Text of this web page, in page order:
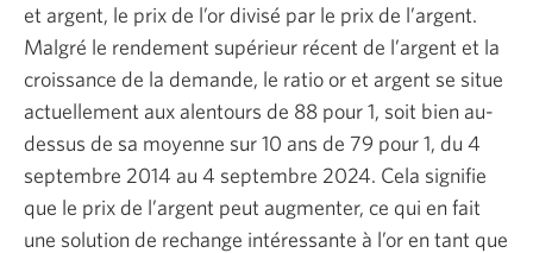
et argent, le prix de l’or divisé par le prix de l’argent.
Malgré le rendement supérieur récent de l’argent et la
croissance de la demande, le ratio or et argent se situe
actuellement aux alentours de 88 pour 1, soit bien au-
dessus de sa moyenne sur 10 ans de 79 pour 1, du 4
septembre 2014 au 4 septembre 2024. Cela signifie
que le prix de l’argent peut augmenter, ce qui en fait
une solution de rechange intéressante à l’or en tant que